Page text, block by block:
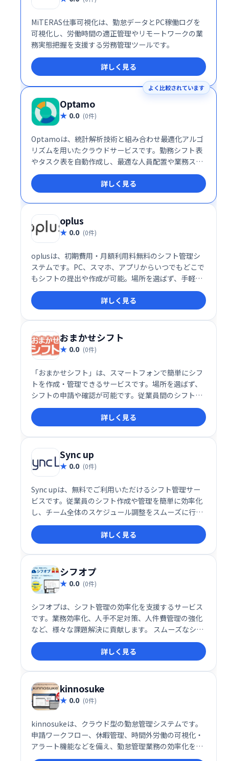
MiTERAS仕事可視化は、勤怠データとPC稼働ログを
可視化し、労働時間の適正管理やリモートワークの業
務実態把握を支援する労務管理ツールです。
詳しく見る
よく比較されています
Optamo
0.0 (0件)
Optamoは、統計解析技術と組み合わせ最適化アルゴ
リズムを用いたクラウドサービスです。勤務シフト表
やタスク表を自動作成し、最適な人員配置や業務スケ
ジューリングを実現します。複雑な計算を自動化する
ことで、大幅な時間削減と業務効率化に貢献します。
詳しく見る
oplus
0.0 (0件)
oplusは、初期費用・月額利用料無料のシフト管理シ
ステムです。PC、スマホ、アプリからいつでもどこで
もシフトの提出や作成が可能。場所を選ばず、手軽に
シフト管理を実現します。
詳しく見る
おまかせシフト
0.0 (0件)
「おまかせシフト」は、スマートフォンで簡単にシフ
トを作成・管理できるサービスです。場所を選ばず、
シフトの申請や確認が可能です。従業員間のシフト調
整もスムーズに行え、業務効率の改善に貢献します。
30日間の無料トライアルもご用意していますので、ぜ
ひお気軽にお試しください。
詳しく見る
Sync up
0.0 (0件)
Sync upは、無料でご利用いただけるシフト管理サー
ビスです。従業員のシフト作成や管理を簡単に効率化
し、チーム全体のスケジュール調整をスムーズに行え
ます。コストをかけずに、業務改善を実現したい方に
おすすめです。
詳しく見る
シフオプ
0.0 (0件)
シフオプは、シフト管理の効率化を支援するサービス
です。業務効率化、人手不足対策、人件費管理の強化
など、様々な課題解決に貢献します。 スムーズなシフ
ト作成や管理を実現し、働き方改革を推進します。
詳しく見る
kinnosuke
0.0 (0件)
kinnosukeは、クラウド型の勤怠管理システムです。
申請ワークフロー、休暇管理、時間外労働の可視化・
アラート機能などを備え、勤怠管理業務の効率化を実
現します。日々の業務を簡単に一元管理し、スムーズ